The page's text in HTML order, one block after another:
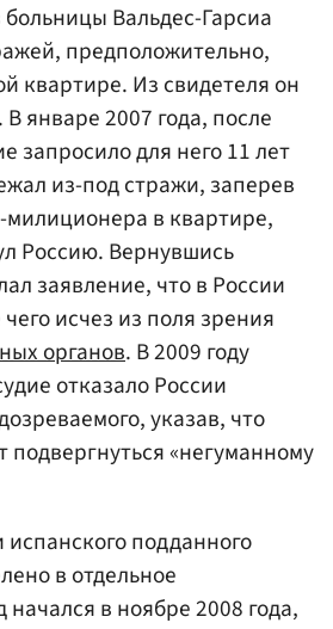
Вальдес-Гарсиа
предположительно,
квартире. Из свидетеля он
январе 2007 года, после
запросило для него 11 лет
из-под стражи, заперев
милиционера в квартире,
Россию. Вернувшись
заявление, что в России
исчез из поля зрения
органов. В 2009 году
отказало России
указав, что
«негуманному
подданного
в отдельное
начался в ноябре 2008 года,